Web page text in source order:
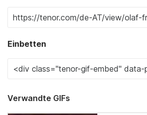
Einbetten
Verwandte GIFs